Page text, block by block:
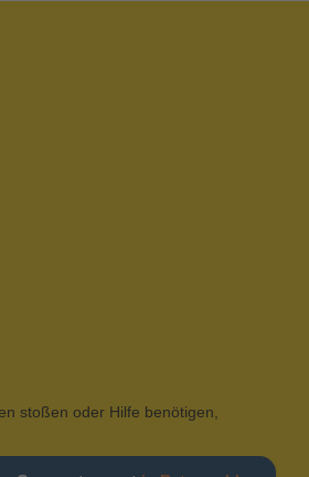
stoßen oder Hilfe benötigen,